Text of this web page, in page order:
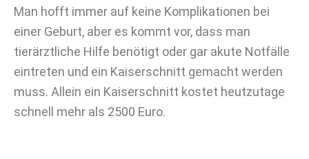
Man hofft immer auf keine Komplikationen bei
einer Geburt, aber es kommt vor, dass man
tierärztliche Hilfe benötigt oder gar akute Notfälle
eintreten und ein Kaiserschnitt gemacht werden
muss. Allein ein Kaiserschnitt kostet heutzutage
schnell mehr als 2500 Euro.